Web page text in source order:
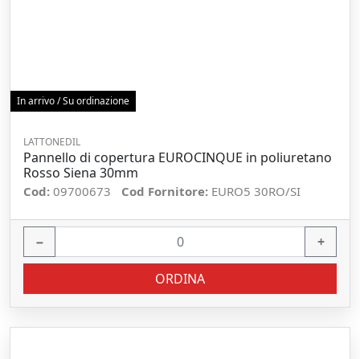
In arrivo / Su ordinazione
LATTONEDIL
Pannello di copertura EUROCINQUE in poliuretano
Rosso Siena 30mm
Cod: 09700673 Cod Fornitore: EURO5 30RO/SI
− +
ORDINA